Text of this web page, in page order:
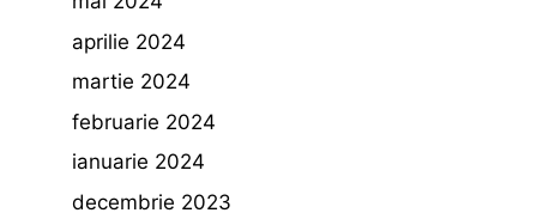
aprilie 2024
martie 2024
februarie 2024
ianuarie 2024
decembrie 2023